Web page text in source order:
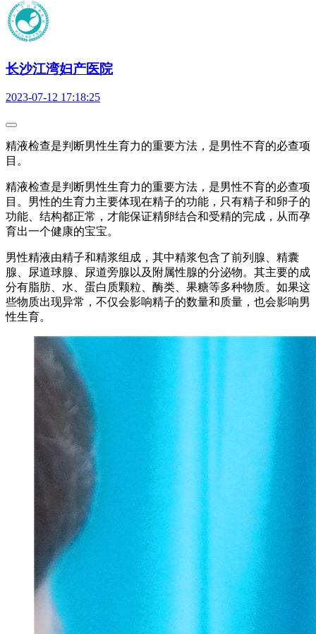
长沙江湾妇产医院
2023-07-12 17:18:25
精液检查是判断男性生育力的重要方法，是男性不育的必查项
目。
精液检查是判断男性生育力的重要方法，是男性不育的必查项
目。男性的生育力主要体现在精子的功能，只有精子和卵子的
功能、结构都正常，才能保证精卵结合和受精的完成，从而孕
育出一个健康的宝宝。
男性精液由精子和精浆组成，其中精浆包含了前列腺、精囊
腺、尿道球腺、尿道旁腺以及附属性腺的分泌物。其主要的成
分有脂肪、水、蛋白质颗粒、酶类、果糖等多种物质。如果这
些物质出现异常，不仅会影响精子的数量和质量，也会影响男
性生育。